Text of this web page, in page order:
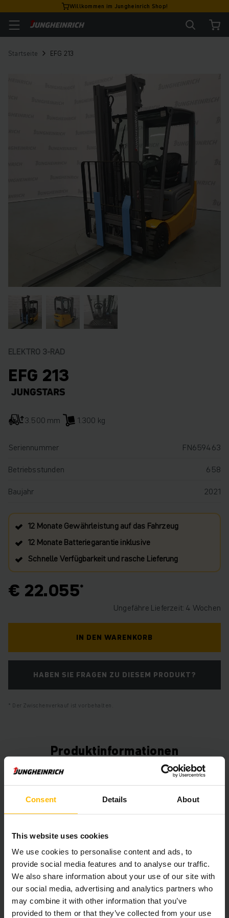
Consent Details About
This website uses cookies
We use cookies to personalise content and ads, to
provide social media features and to analyse our traffic.
We also share information about your use of our site with
our social media, advertising and analytics partners who
may combine it with other information that you’ve
provided to them or that they’ve collected from your use
Willkommen im Jungheinrich Shop!
Startseite EFG 213
ELEKTRO 3-RAD
EFG 213
3.500 mm 1.300 kg
Seriennummer
FN659463
Betriebsstunden
658
Baujahr
2021
12 Monate Gewährleistung auf das Fahrzeug
12 Monate Batteriegarantie inklusive
Schnelle Verfügbarkeit und rasche Lieferung
€ 22.055
Ungefähre Lieferzeit: 4 Wochen
IN DEN WARENKORB
HABEN SIE FRAGEN ZU DIESEM PRODUKT?
Der Zwischenverkauf ist vorbehalten.
Produktinformationen
Der folgende Abschnitt bietet eine umfassende
Zusammenfassung der technischen Spezifikationen und
Ausstattungen des Fahrzeugs.
Technische Daten
Batterie Blei-Säure, 48 V / 500 Ah
Ladegerät Ja, 48 V / A
Batterie Aufarbeitungsjahr 2025